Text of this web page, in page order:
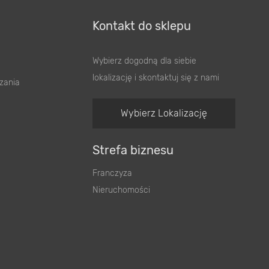
Kontakt do sklepu
Wybierz dogodną dla siebie
lokalizację i skontaktuj się z nami
Wybierz Lokalizację
Strefa biznesu
Franczyza
Nieruchomości